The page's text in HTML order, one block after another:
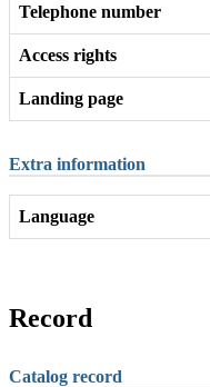
Telephone number
Access rights
Landing page
Extra information
Language
Record
Catalog record